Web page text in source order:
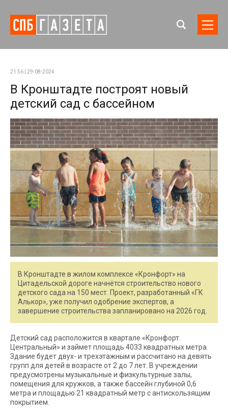
21:56 | 29-08-2024
В Кронштадте построят новый
детский сад с бассейном
В Кронштадте в жилом комплексе «Кронфорт» на
Цитадельской дороге начнётся строительство нового
детского сада на 150 мест. Проект, разработанный «ГК
Алькор», уже получил одобрение экспертов, а
завершение строительства запланировано на 2026 год.
Детский сад расположится в квартале «Кронфорт.
Центральный» и займет площадь 4033 квадратных метра.
Здание будет двух- и трехэтажным и рассчитано на девять
групп для детей в возрасте от 2 до 7 лет. В учреждении
предусмотрены музыкальные и физкультурные залы,
помещения для кружков, а также бассейн глубиной 0,6
метра и площадью 21 квадратный метр с антискользящим
покрытием.